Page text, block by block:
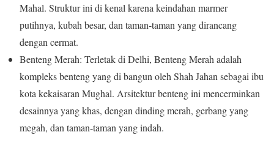
Mahal. Struktur ini di kenal karena keindahan marmer
putihnya, kubah besar, dan taman-taman yang dirancang
dengan cermat.
Benteng Merah: Terletak di Delhi, Benteng Merah adalah
kompleks benteng yang di bangun oleh Shah Jahan sebagai ibu
kota kekaisaran Mughal. Arsitektur benteng ini mencerminkan
desainnya yang khas, dengan dinding merah, gerbang yang
megah, dan taman-taman yang indah.